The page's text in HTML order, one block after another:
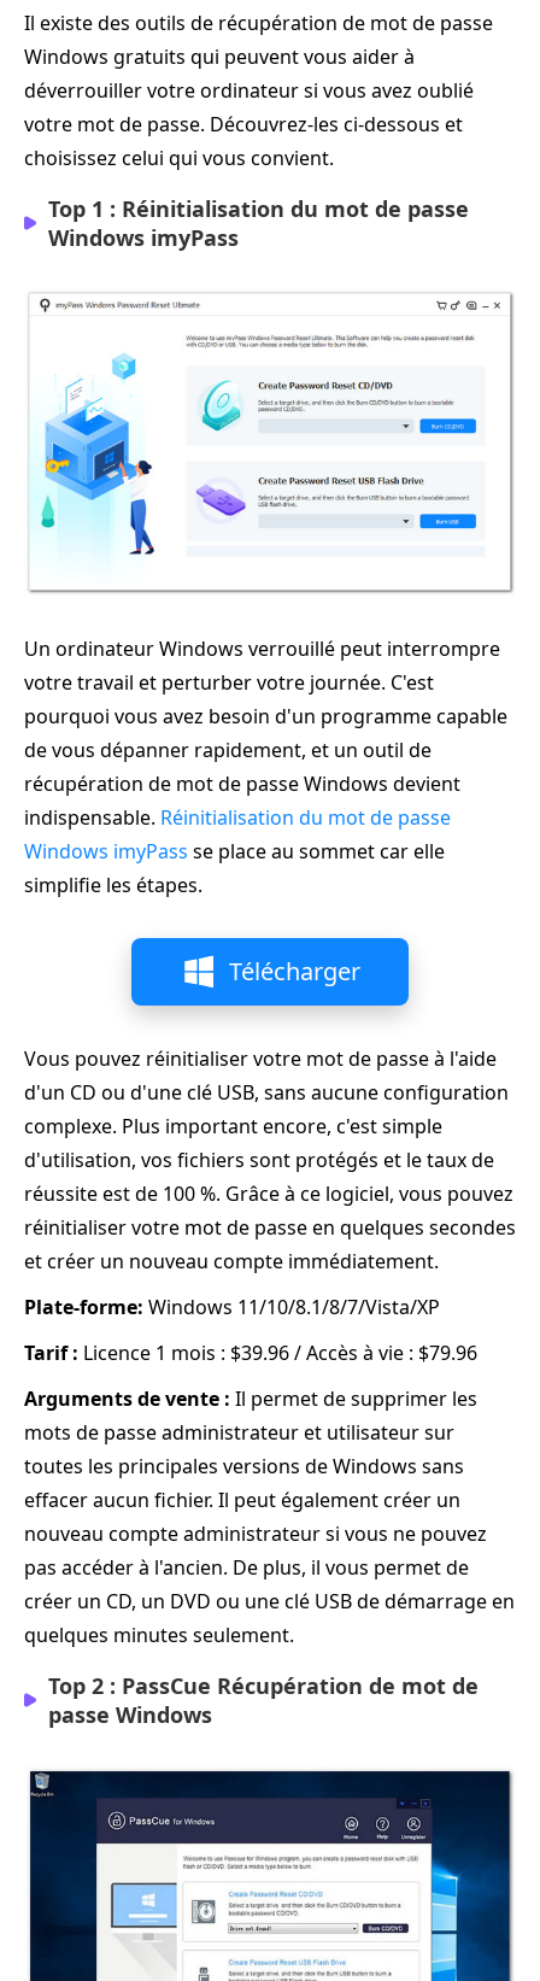
Il existe des outils de récupération de mot de passe
Windows gratuits qui peuvent vous aider à
déverrouiller votre ordinateur si vous avez oublié
votre mot de passe. Découvrez-les ci-dessous et
choisissez celui qui vous convient.
Top 1 : Réinitialisation du mot de passe
Windows imyPass
Un ordinateur Windows verrouillé peut interrompre
votre travail et perturber votre journée. C'est
pourquoi vous avez besoin d'un programme capable
de vous dépanner rapidement, et un outil de
récupération de mot de passe Windows devient
indispensable. Réinitialisation du mot de passe
Windows imyPass se place au sommet car elle
simplifie les étapes.
Télécharger
Vous pouvez réinitialiser votre mot de passe à l'aide
d'un CD ou d'une clé USB, sans aucune configuration
complexe. Plus important encore, c'est simple
d'utilisation, vos fichiers sont protégés et le taux de
réussite est de 100 %. Grâce à ce logiciel, vous pouvez
réinitialiser votre mot de passe en quelques secondes
et créer un nouveau compte immédiatement.
Plate-forme: Windows 11/10/8.1/8/7/Vista/XP
Tarif : Licence 1 mois : $39.96 / Accès à vie : $79.96
Arguments de vente : Il permet de supprimer les
mots de passe administrateur et utilisateur sur
toutes les principales versions de Windows sans
effacer aucun fichier. Il peut également créer un
nouveau compte administrateur si vous ne pouvez
pas accéder à l'ancien. De plus, il vous permet de
créer un CD, un DVD ou une clé USB de démarrage en
quelques minutes seulement.
Top 2 : PassCue Récupération de mot de
passe Windows